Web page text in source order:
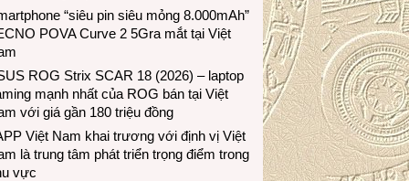
“siêu pin siêu mỏng 8.000mAh”
POVA Curve 2 5Gra mắt tại Việt
ROG Strix SCAR 18 (2026) – laptop
mạnh nhất của ROG bán tại Việt
với giá gần 180 triệu đồng
Việt Nam khai trương với định vị Việt
là trung tâm phát triển trọng điểm trong
vực